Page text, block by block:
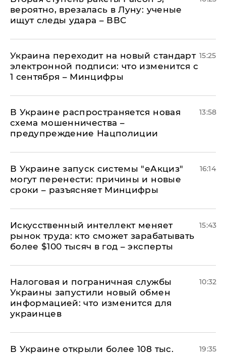
вероятно, врезалась в Луну: ученые
ищут следы удара – ВВС
Украина переходит на новый стандарт
электронной подписи: что изменится с
1 сентября – Минцифры
15:25
В Украине распространяется новая
схема мошенничества –
предупреждение Нацполиции
13:58
В Украине запуск системы "еАкциз"
могут перенести: причины и новые
сроки – разъясняет Минцифры
16:14
Искусственный интеллект меняет
рынок труда: кто сможет зарабатывать
более $100 тысяч в год – эксперты
15:43
Налоговая и пограничная службы
Украины запустили новый обмен
информацией: что изменится для
украинцев
10:32
В Украине открыли более 108 тыс.
19:35